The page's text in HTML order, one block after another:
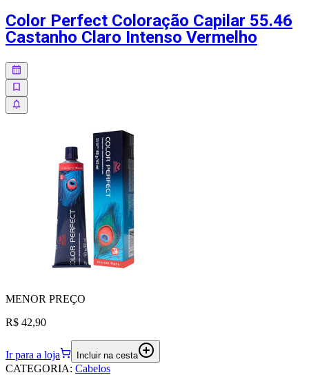
Color Perfect Coloração Capilar 55.46
Castanho Claro Intenso Vermelho
MENOR PREÇO
R$ 42,90
Ir para a loja Incluir na cesta
CATEGORIA: Cabelos